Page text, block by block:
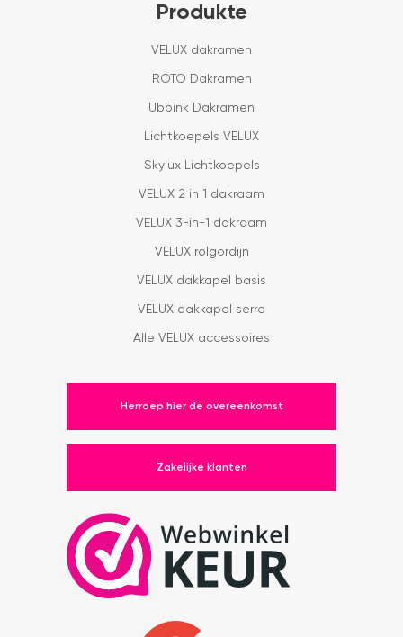
Produkte
VELUX dakramen
ROTO Dakramen
Ubbink Dakramen
Lichtkoepels VELUX
Skylux Lichtkoepels
VELUX 2 in 1 dakraam
VELUX 3-in-1 dakraam
VELUX rolgordijn
VELUX dakkapel basis
VELUX dakkapel serre
Alle VELUX accessoires
Herroep hier de overeenkomst
Zakelijke klanten